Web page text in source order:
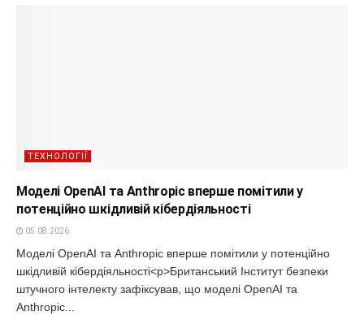
ТЕХНОЛОГІЇ
Моделі OpenAI та Anthropic вперше помітили у
потенційно шкідливій кібердіяльності
05.08.2026
Моделі OpenAI та Anthropic вперше помітили у потенційно
шкідливій кібердіяльності<p>Британський Інститут безпеки
штучного інтелекту зафіксував, що моделі OpenAI та
Anthropic...